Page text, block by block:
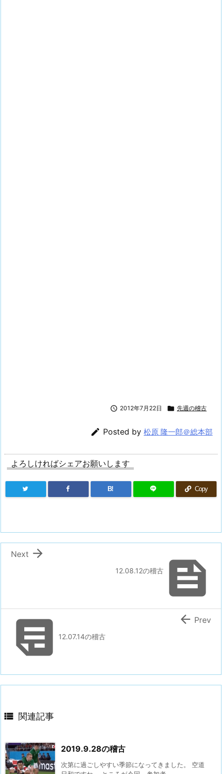
 2012年7月22日  先週の稽古
 Posted by 松原 隆一郎＠総本部
よろしければシェアお願いします
B! Copy

12.08.12の稽古

Next
12.07.14の稽古
 Prev
 関連記事
2019.9.28の稽古
次第に過ごしやすい季節になってきました。 空道